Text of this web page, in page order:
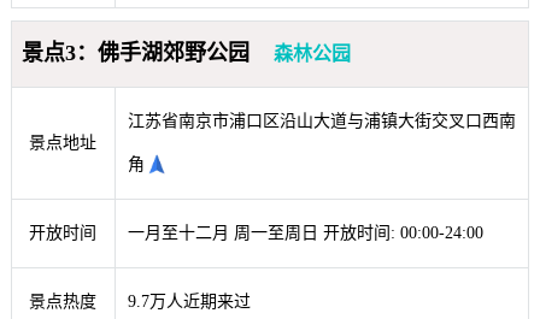
景点3：佛手湖郊野公园 森林公园
景点地址
江苏省南京市浦口区沿山大道与浦镇大街交叉口西南
角
开放时间 一月至十二月 周一至周日 开放时间: 00:00-24:00
景点热度 9.7万人近期来过